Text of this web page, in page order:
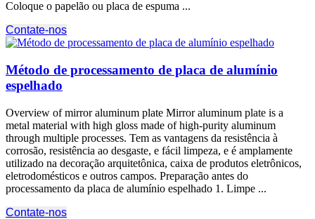
Coloque o papelão ou placa de espuma ...
Contate-nos
Método de processamento de placa de alumínio
espelhado
Overview of mirror aluminum plate Mirror aluminum plate is a
metal material with high gloss made of high-purity aluminum
through multiple processes. Tem as vantagens da resistência à
corrosão, resistência ao desgaste, e fácil limpeza, e é amplamente
utilizado na decoração arquitetônica, caixa de produtos eletrônicos,
eletrodomésticos e outros campos. Preparação antes do
processamento da placa de alumínio espelhado 1. Limpe ...
Contate-nos